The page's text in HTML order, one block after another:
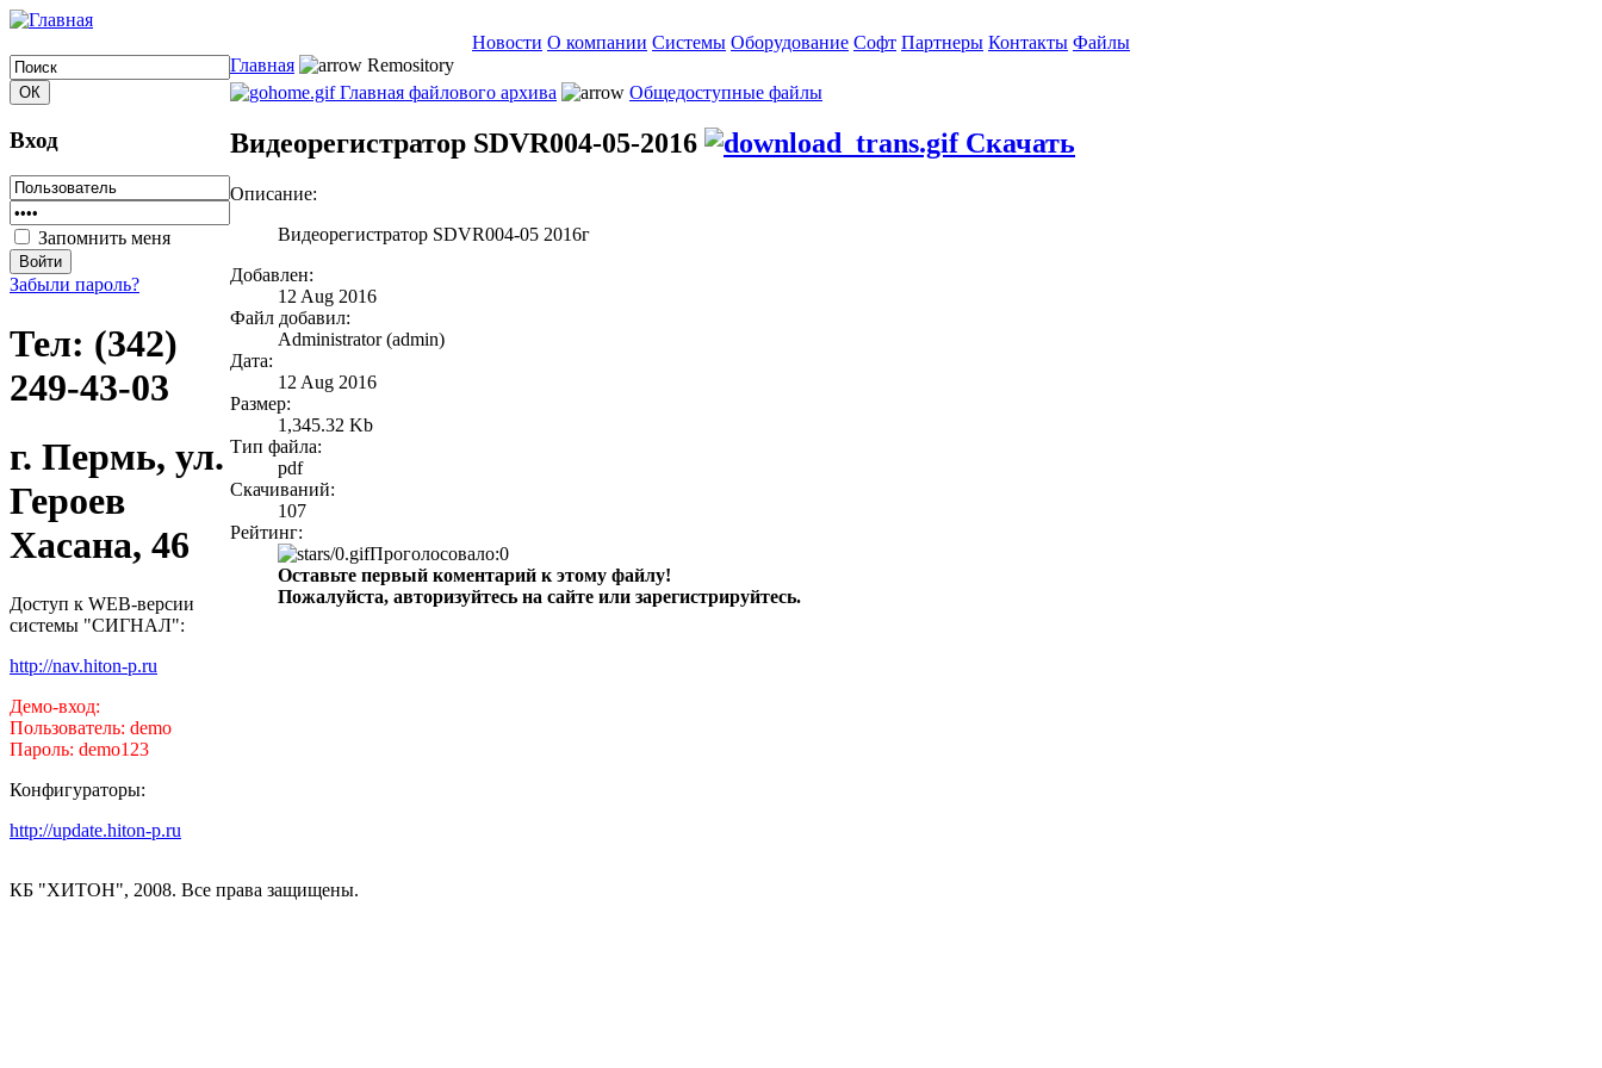
Новости О компании Системы Оборудование Софт Партнеры Контакты Файлы
Вход
Запомнить меня
Забыли пароль?
Тел: (342)
249-43-03
г. Пермь, ул.
Героев
Хасана, 46
Доступ к WEB-версии
системы "СИГНАЛ":
http://nav.hiton-p.ru
Демо-вход:
Пользователь: demo
Пароль: demo123
Конфигураторы:
http://update.hiton-p.ru
Главная
Remository
Главная файлового архива
Общедоступные файлы
Видеорегистратор SDVR004-05-2016 Скачать
Описание:
Видеорегистратор SDVR004-05 2016г
Добавлен:
12 Aug 2016
Файл добавил:
Administrator (admin)
Дата:
12 Aug 2016
Размер:
1,345.32 Kb
Тип файла:
pdf
Скачиваний:
107
Рейтинг:
Проголосовало:0
Оставьте первый коментарий к этому файлу!
Пожалуйста, авторизуйтесь на сайте или зарегистрируйтесь.
КБ "ХИТОН", 2008. Все права защищены.